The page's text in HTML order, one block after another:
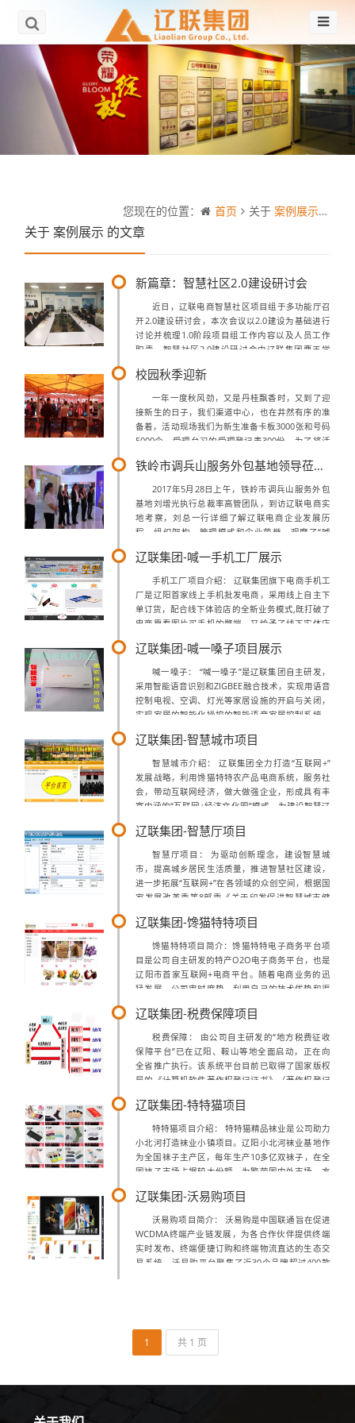
您现在的位置： 首页 关于 案例展示 的文
关于案例展示 的文章
新篇章：智慧社区2.0建设研讨会
近日，辽联电商智慧社区项目组于多功能厅召
开2.0建设研讨会，本次会议以2.0建设为基础进行
讨论并梳理1.0阶段项目组工作内容以及人员工作
职责。智慧社区2.0建设研讨会由辽联集团曹玉学
未来将是大数据的时代，当整个大...
校园秋季迎新
一年一度秋风劲，又是丹桂飘香时，又到了迎
接新生的日子，我们渠道中心，也在井然有序的准
备着，活动现场我们为新生准备卡板3000张和号码
5000个，受理台习的受理登记表300份，为了将活
个受理台席的卡板分配，和卡板登...
铁岭市调兵山服务外包基地领导莅临考察
2017年5月28日上午，铁岭市调兵山服务外包
基地刘增光执行总裁率高管团队，到访辽联电商实
地考察，刘总一行详细了解辽联电商企业发展历
程、组织架构、管理模式和企业荣誉，观摩了“喊
对辽联电商智慧税务、智慧社区、全网营...
辽联集团-喊一手机工厂展示
手机工厂项目介绍： 辽联集团旗下电商手机工
厂是辽阳首家线上手机批发电商，采用线上自主下
单订货，配合线下体验店的全新业务模式,既打破了
电商靠看图片买手机的弊端，又给予了线下实体店
辽联集团-喊一嗓子项目展示
喊一嗓子： “喊一嗓子”是辽联集团自主研发，
采用智能语音识别和ZIGBEE融合技术，实现用语音
控制电视、空调、灯光等家居设施的开启与关闭，
实现家居的智能化操控的智能语音家居控制系统。
功能，语音识别遥控家居指令，...
辽联集团-智慧城市项目
智慧城市介绍： 辽联集团全力打造“互联网+”
发展战略，利用馋猫特特农产品电商系统，服务社
会，带动互联网经济，做大做强企业，形成具有丰
富内涵的“互联网+经济文化圈”模式，为建设智慧辽
模式由以下几方面构成：一、建立城...
辽联集团-智慧厅项目
智慧厅项目： 为驱动创新理念，建设智慧城
市，提高城乡居民生活质量，推进智慧社区建设，
进一步拓展“互联网+”在各领域的众创空间，根据国
家发展改革委等8部委《关于印发促进智慧城市健
1770号)精神，特规划本项目。 ...
辽联集团-馋猫特特项目
馋猫特特项目简介：馋猫特特电子商务平台项
目是公司自主研发的特产O2O电子商务平台，也是
辽阳市首家互联网+电商平台。随着电商业务的迅
猛发展，公司审时度势，利用自己的技术优势和渠
有完全自主知识产权的“馋猫特特”特产O...
辽联集团-税费保障项目
税费保障： 由公司自主研发的“地方税费征收
保障平台”已在辽阳、鞍山等地全面启动，正在向
全省推广执行。该系统平台目前已取得了国家版权
局的《计算机软件著作权登记证书》（著作权登记
源构成和征税环境都发生了很大...
辽联集团-特特猫项目
特特猫项目介绍： 特特猫精品袜业是公司助力
小北河打造袜业小镇项目。辽阳小北河袜业基地作
为全国袜子主产区，每年生产10多亿双袜子，在全
国袜子市场占据较大份额，为繁荣国内外市场、方
品粗放、缺少精品，知名品牌少、附加值...
辽联集团-沃易购项目
沃易购项目简介： 沃易购是中国联通旨在促进
WCDMA终端产业链发展，为各合作伙伴提供终端
实时发布、终端便捷订购和终端物流直达的生态交
易系统。沃易购平台聚集了近30个品牌超过400款
1 共 1 页